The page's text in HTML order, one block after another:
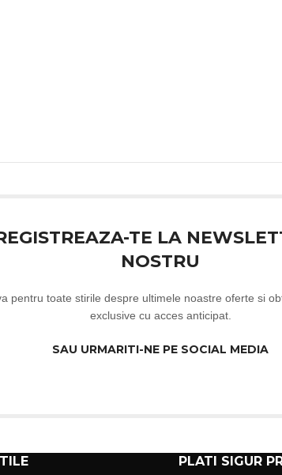
TE LA
NOSTRU
pentru toate stirile despre ultimele noastre oferte si
exclusive cu acces anticipat.
SAU URMARITI-NE PE SOCIAL MEDIA
PLATI SIGUR